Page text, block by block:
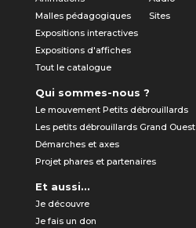
Malles pédagogiques
Expositions interactives
Expositions d'affiches
Tout le catalogue
Sites
Qui sommes-nous ?
Le mouvement Petits débrouillards
Les petits débrouillards Grand Ouest
Démarches et axes
Projet phares et partenaires
Et aussi...
Je découvre
Je fais un don